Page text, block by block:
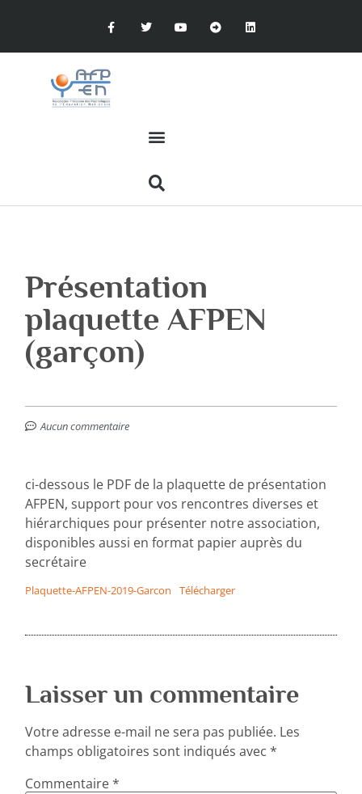
Présentation
plaquette AFPEN
(garçon)
Aucun commentaire
ci-dessous le PDF de la plaquette de présentation
AFPEN, support pour vos rencontres diverses et
hiérarchiques pour présenter notre association,
disponibles aussi en format papier auprès du
secrétaire
Plaquette-AFPEN-2019-Garcon Télécharger
Laisser un commentaire
Votre adresse e-mail ne sera pas publiée. Les
champs obligatoires sont indiqués avec*
Commentaire*